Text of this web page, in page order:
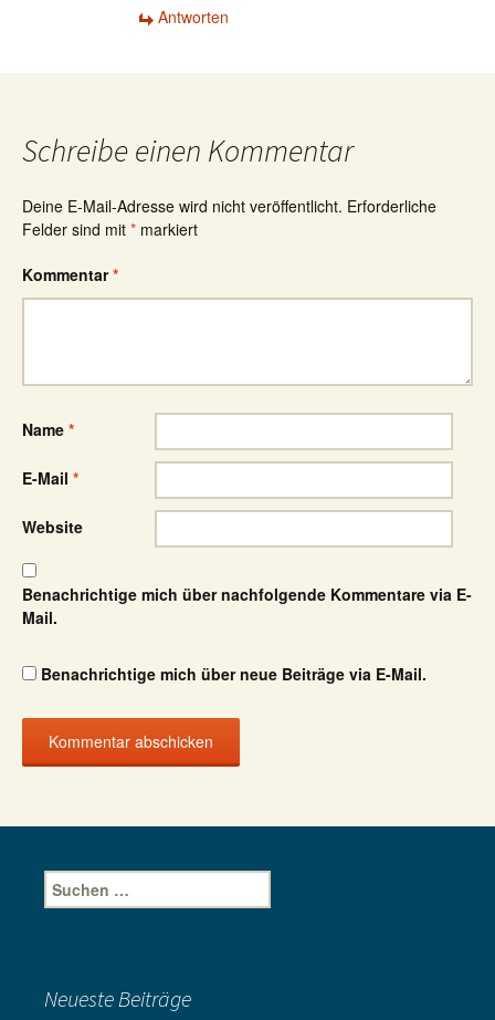
Antworten
Schreibe einen Kommentar
Deine E-Mail-Adresse wird nicht veröffentlicht. Erforderliche
Felder sind mit * markiert
Kommentar*
Name *
E-Mail *
Website
Benachrichtige mich über nachfolgende Kommentare via E-
Mail.
Benachrichtige mich über neue Beiträge via E-Mail.
Suche
nach:
Neueste Beiträge